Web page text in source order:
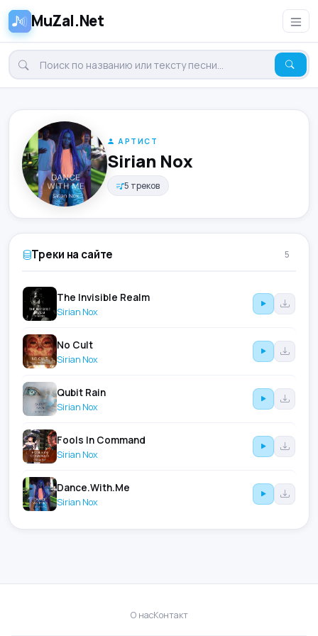
MuZal.Net
АРТИСТ
Sirian Nox
5 треков
Треки на сайте 5
The Invisible Realm
Sirian Nox
No Cult
Sirian Nox
Qubit Rain
Sirian Nox
Fools In Command
Sirian Nox
Dance.With.Me
Sirian Nox
О насКонтакт